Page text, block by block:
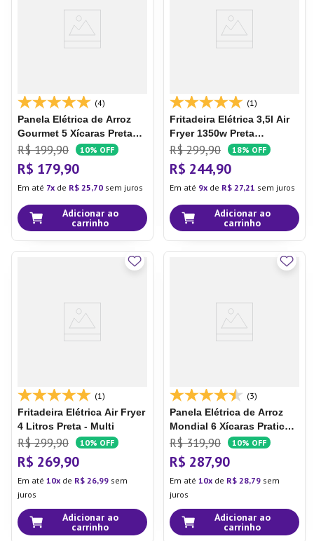
(4)
Panela Elétrica de Arroz
Gourmet 5 Xícaras Preta
Ce03 - Multi
R$ 199,90 10% OFF
R$ 179,90
Em até 7 de R$ 25,70 sem juros
Adicionar ao
carrinho
(1)
Fritadeira Elétrica 3,5l Air
Fryer 1350w Preta
GO229/GO230 - Multi
R$ 299,90 18% OFF
R$ 244,90
Em até 9 de R$ 27,21 sem juros
Adicionar ao
carrinho
(1)
Fritadeira Elétrica Air Fryer
4 Litros Preta - Multi
R$ 299,90 10% OFF
R$ 269,90
Em até 10 de R$ 26,99 sem
juros
Adicionar ao
carrinho
(3)
Panela Elétrica de Arroz
Mondial 6 Xícaras Pratic
Rice
R$ 319,90 10% OFF
R$ 287,90
Em até 10 de R$ 28,79 sem
juros
Adicionar ao
carrinho
Copo
Aparelho Jantar